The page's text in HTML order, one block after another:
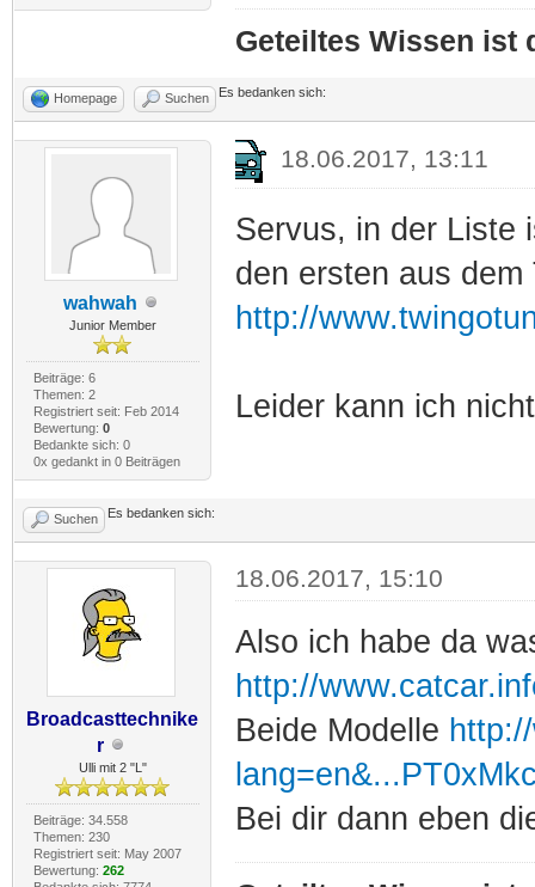
Geteiltes Wissen ist
Homepage Suchen Es bedanken sich:
wahwah
Junior Member
Beiträge: 6
Themen: 2
Registriert seit: Feb 2014
Bewertung: 0
Bedankte sich: 0
0x gedankt in 0 Beiträgen
18.06.2017, 13:11
Servus, in der Liste
den ersten aus dem
http://
Leider kann ich
Suchen Es bedanken sich:
Broadcasttechnike
r
Ulli mit 2 "L"
Beiträge: 34.558
Themen: 230
Registriert seit: May 2007
Bewertung: 262
18.06.2017, 15:10
Also ich habe da
http://
Beide Modelle
Bei dir dann eben